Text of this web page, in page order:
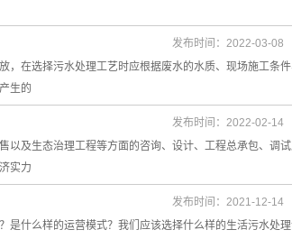
在选择污水处理工艺时应根据废水的水质、现场施工条
生的
发布时间：2022-03-08
及生态治理工程等方面的咨询、设计、工程总承包、调
实力
发布时间：2022-02-14
是什么样的运营模式？我们应该选择什么样的生活污水
发布时间：2021-12-14